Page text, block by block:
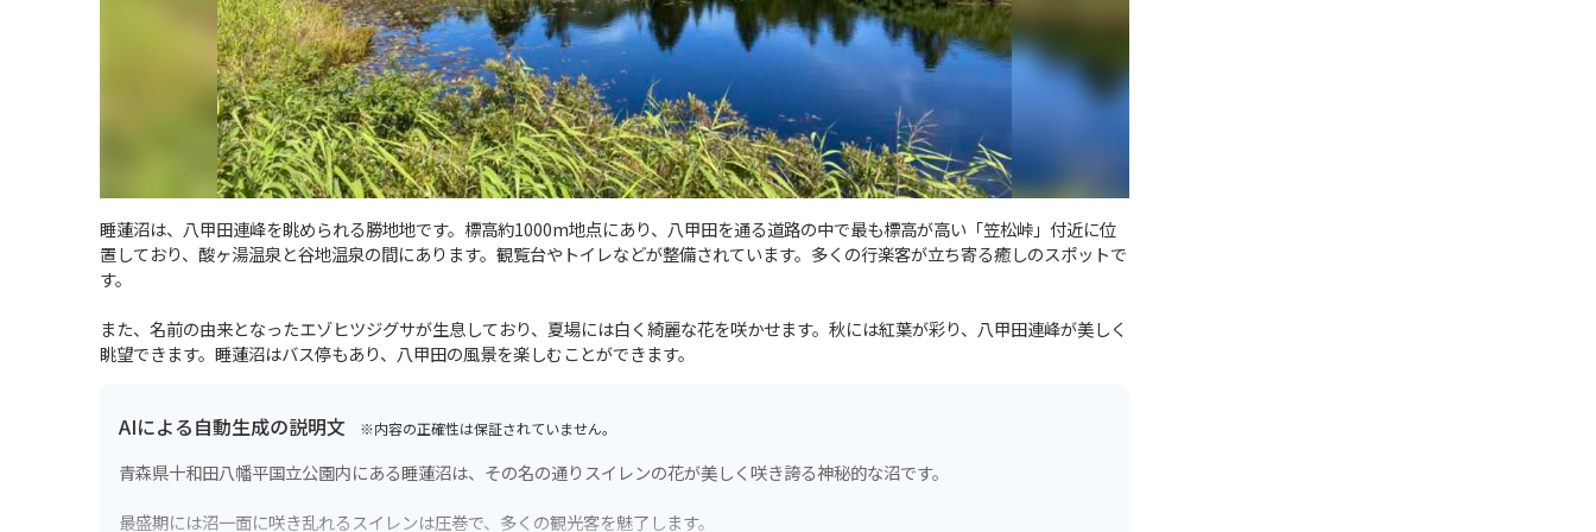
睡蓮沼は、八甲田連峰を眺められる勝地地です。標高約1000m地点にあり、八甲田を通る道路の中で最も標高が高い「笠松峠」付近に位
置しており、酸ヶ湯温泉と谷地温泉の間にあります。観覧台やトイレなどが整備されています。多くの行楽客が立ち寄る癒しのスポットで
す。
また、名前の由来となったエゾヒツジグサが生息しており、夏場には白く綺麗な花を咲かせます。秋には紅葉が彩り、八甲田連峰が美しく
眺望できます。睡蓮沼はバス停もあり、八甲田の風景を楽しむことができます。
AIによる自動生成の説明文 ※内容の正確性は保証されていません。
青森県十和田八幡平国立公園内にある睡蓮沼は、その名の通りスイレンの花が美しく咲き誇る神秘的な沼です。
最盛期には沼一面に咲き乱れるスイレンは圧巻で、多くの観光客を魅了します。